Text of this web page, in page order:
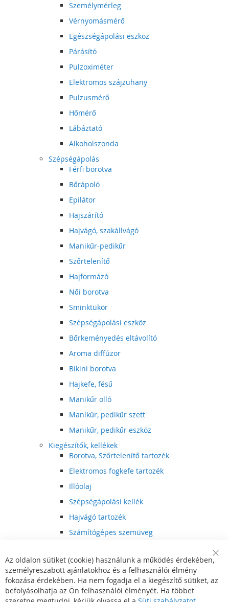
Személymérleg
Vérnyomásmérő
Egészségápolási eszköz
Párásító
Pulzoximéter
Elektromos szájzuhany
Pulzusmérő
Hőmérő
Lábáztató
Alkoholszonda
Szépségápolás
Férfi borotva
Bőrápoló
Epilátor
Hajszárító
Hajvágó, szakállvágó
Manikűr-pedikűr
Szőrtelenítő
Hajformázó
Női borotva
Sminktükör
Szépségápolási eszköz
Bőrkeményedés eltávolító
Aroma diffúzor
Bikini borotva
Hajkefe, fésű
Manikűr olló
Manikűr, pedikűr szett
Manikűr, pedikűr eszköz
Kiegészítők, kellékek
Borotva, Szőrtelenítő tartozék
Elektromos fogkefe tartozék
Illóolaj
Szépségápolási kellék
Hajvágó tartozék
Számítógépes szemüveg
Hajvágó kiegészítő
Szórakoztató elektronika
Multimédia
DVD, BluRay lejátszó
Bar
Az oldalon sütiket (cookie) használunk a működés érdekében,
személyreszabott ajánlatokhoz és a felhasználói élmény
fokozása érdekében. Ha nem fogadja el a kiegészítő sütiket, az
befolyásolhatja az Ön felhasználói élményét. Ha többet